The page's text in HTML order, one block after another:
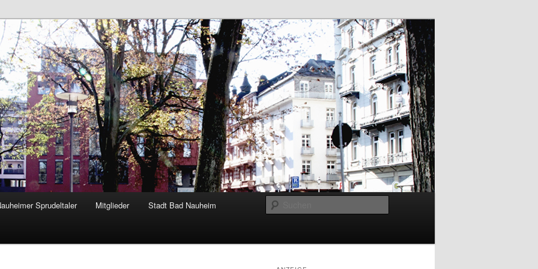
e.V.
Sprudeltaler Mitglieder Stadt Bad Nauheim